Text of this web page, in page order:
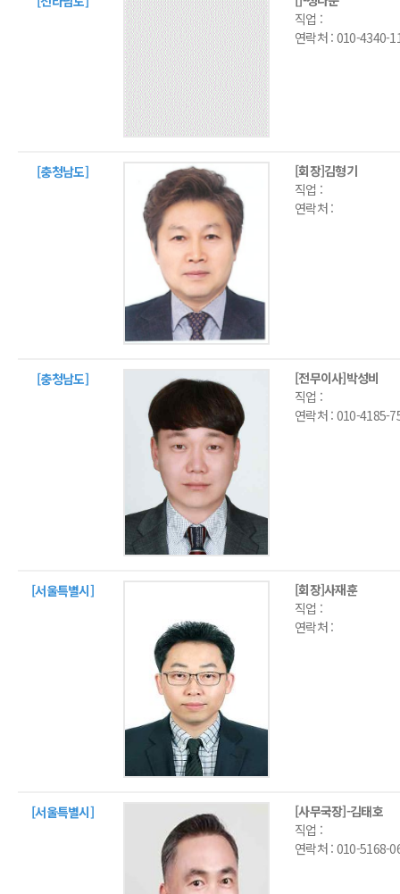
직업 :
연락처 : 010-4340-
[충청남도]
[회장]김형기
직업 :
연락처 :
[충청남도]
[전무이사]박성비
직업 :
연락처 : 010-4185-
[서울특별시]
[회장]사재훈
직업 :
연락처 :
[서울특별시]
[사무국장]-김태호
직업 :
연락처 : 010-5168-